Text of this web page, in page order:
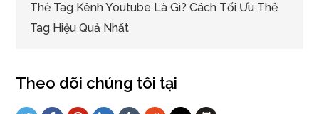
Thẻ Tag Kênh Youtube Là Gì? Cách Tối Ưu Thẻ
Tag Hiệu Quả Nhất
Theo dõi chúng tôi tại